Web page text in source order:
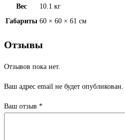
Вес
10.1 кг
Габариты 60 × 60 × 61 см
Отзывы
Отзывов пока нет.
Ваш адрес email не будет опубликован.
Ваш отзыв *